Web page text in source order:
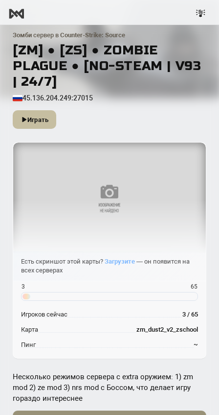
Зомби сервер в Counter-Strike: Source
[ZM] ● [ZS] ● ZOMBIE
PLAGUE ● [NO-STEAM | V93
| 24/7]
45.136.204.249:27015
Играть
Несколько режимов сервера с extra оружием: 1) zm
mod 2) ze mod 3) nrs mod с Боссом, что делает игру
гораздо интереснее
Есть скриншот этой карты? Загрузите — он появится на
всех серверах
3 65
Игроков сейчас 3 / 65
Карта zm_dust2_v2_zschool
Пинг ~